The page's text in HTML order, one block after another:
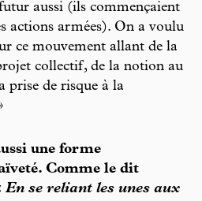
aussi (ils commençaient
actions armées). On a voulu
ce mouvement allant de la
collectif, de la notion au
prise de risque à la
une forme
Comme le dit
En se reliant les unes aux